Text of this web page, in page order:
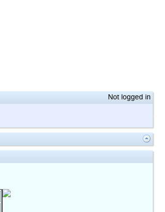
Not logged in